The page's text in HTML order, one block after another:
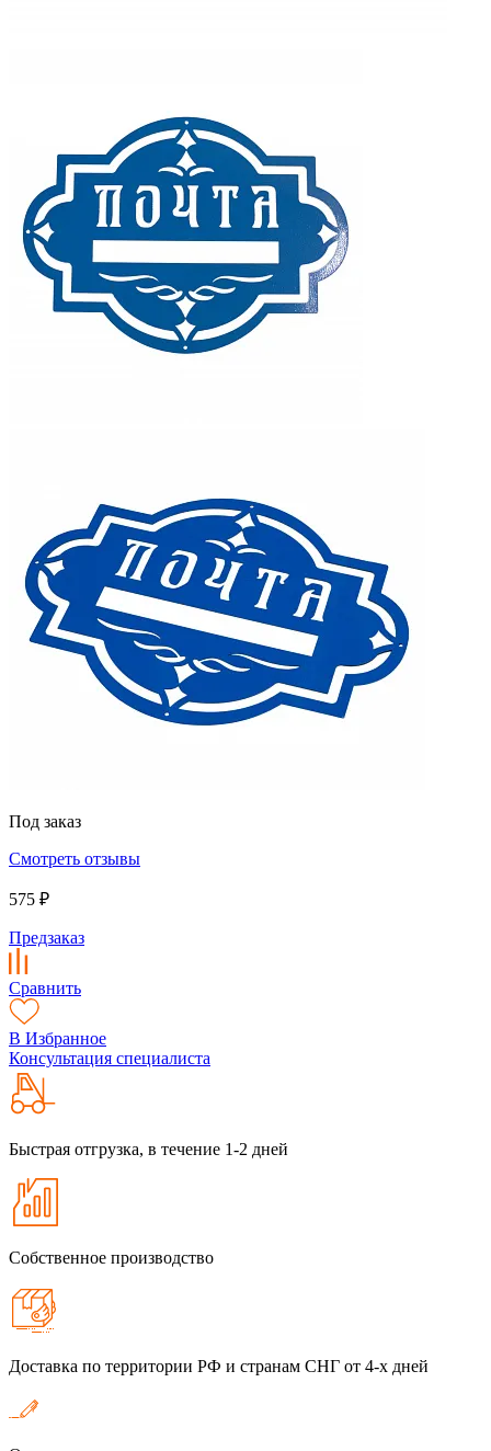
Под заказ
Смотреть отзывы
575 ₽
Предзаказ
Сравнить
В Избранное
Консультация специалиста
Быстрая отгрузка, в течение 1-2 дней
Собственное производство
Доставка по территории РФ и странам СНГ от 4-х дней